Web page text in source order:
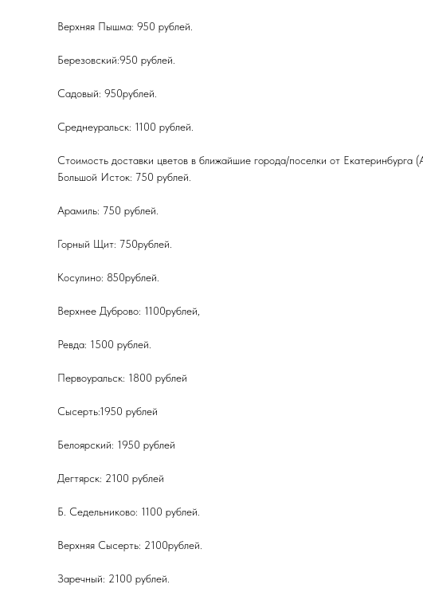
Верхняя Пышма: 950 рублей.
Березовский:950 рублей.
Садовый: 950рублей.
Среднеуральск: 1100 рублей.
Стоимость доставки цветов в ближайшие города/поселки от Екатеринбурга
Большой Исток: 750 рублей.
Арамиль: 750 рублей.
Горный Щит: 750рублей.
Косулино: 850рублей.
Верхнее Дуброво: 1100рублей,
Ревда: 1500 рублей.
Первоуральск: 1800 рублей
Сысерть:1950 рублей
Белоярский: 1950 рублей
Дегтярск: 2100 рублей
Б. Седельниково: 1100 рублей.
Верхняя Сысерть: 2100рублей.
Заречный: 2100 рублей.